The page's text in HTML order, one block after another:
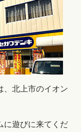
、北上市のイオン
に遊びに来てくだ